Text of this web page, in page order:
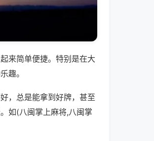
来简单便捷。特别是在大
趣。
，总是能拿到好牌，甚至
如(八闽掌上麻将,八闽掌